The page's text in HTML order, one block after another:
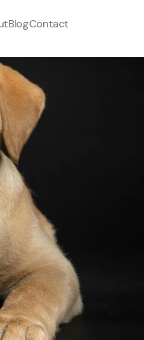
BlogContact